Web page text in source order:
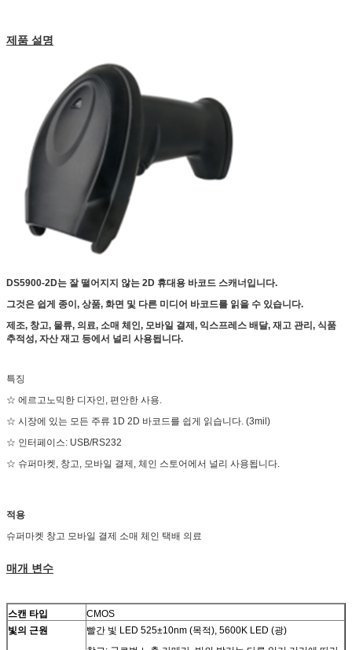
제품 설명
DS5900-2D는 잘 떨어지지 않는 2D 휴대용 바코드 스캐너입니다.
그것은 쉽게 종이, 상품, 화면 및 다른 미디어 바코드를 읽을 수 있습니다.
제조, 창고, 물류, 의료, 소매 체인, 모바일 결제, 익스프레스 배달, 재고 관리, 식품
추적성, 자산 재고 등에서 널리 사용됩니다.
특징
☆ 에르고노믹한 디자인, 편안한 사용.
☆ 시장에 있는 모든 주류 1D 2D 바코드를 쉽게 읽습니다. (3mil)
☆ 인터페이스: USB/RS232
☆ 슈퍼마켓, 창고, 모바일 결제, 체인 스토어에서 널리 사용됩니다.
적용
슈퍼마켓 창고 모바일 결제 소매 체인 택배 의료
매개 변수
스캔 타입
CMOS
빛의 근원
빨간 빛 LED 525±10nm (목적), 5600K LED (광)